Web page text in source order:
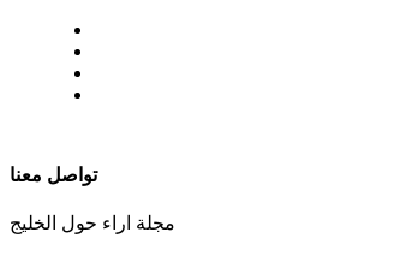
تواصل معنا
مجلة اراء حول الخليج